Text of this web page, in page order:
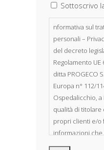
Sottoscrivo
nformativa sul
personali –
del decreto
Regolamento UE
ditta PROGECO
Europa n° 112/
Ospedalicchio, a
qualità di titolare
propri clienti e/o
informazioni che
dei dati personali